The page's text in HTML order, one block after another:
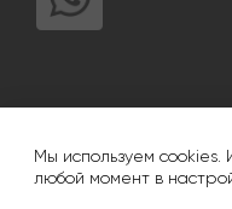
Мы используем cookies.
любой момент в